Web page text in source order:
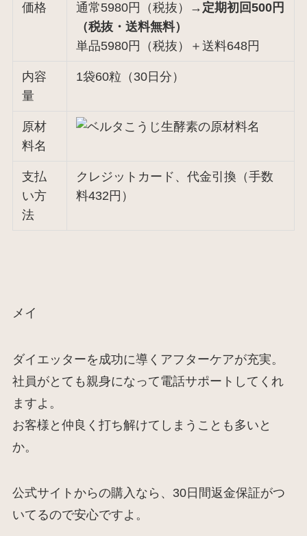
価格 通常5980円（税抜）→ 定期初回500円
（税抜・送料無料）
単品5980円（税抜）＋送料648円
内容
量
1袋60粒（30日分）
原材
料名
支払
い方
法
クレジットカード、代金引換（手数
料432円）
メイ
ダイエッターを成功に導くアフターケアが充実。
社員がとても親身になって電話サポートしてくれ
ますよ。
お客様と仲良く打ち解けてしまうことも多いと
か。
公式サイトからの購入なら、30日間返金保証がつ
いてるので安心ですよ。